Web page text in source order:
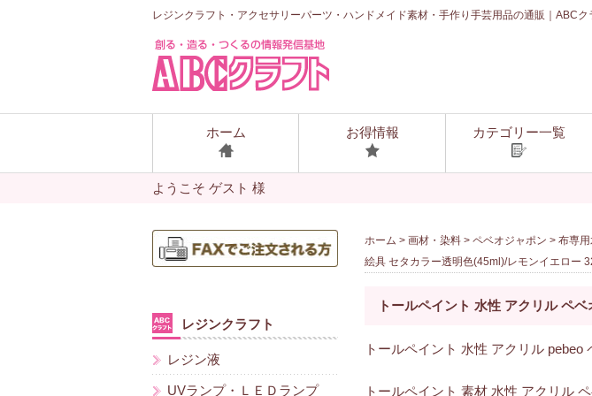
レジンクラフト・アクセサリーパーツ・ハンドメイド素材・手作り手芸用品の通販｜ABCク
ホーム お得情報 カテゴリー一覧
ようこそ ゲスト 様
ホーム > 画材・染料 > ペベオジャポン > 布専
絵具 セタカラー透明色(45ml)/レモンイエロー
トールペイント 水性 アクリル ペ
トールペイント 水性 アクリル
トールペイント 素材 水性 アクリル
レジンクラフト
レジン液
UVランプ・ＬＥＤランプ